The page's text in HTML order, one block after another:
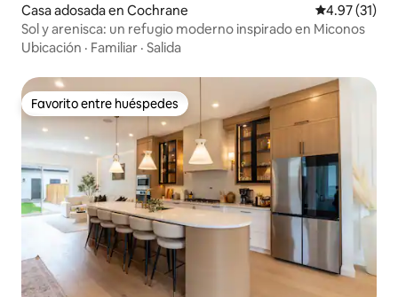
Casa adosada en Cochrane Calificación
4.97 (31)
Sol y arenisca: un refugio moderno inspirado en Miconos
Ubicación · Familiar · Salida
Favorito entre huéspedes
Favorito entre huéspedes